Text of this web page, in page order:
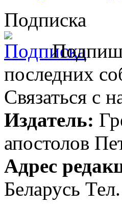
Подписка
последних
Связаться с
Издатель:
апостолов
Адрес
Беларусь